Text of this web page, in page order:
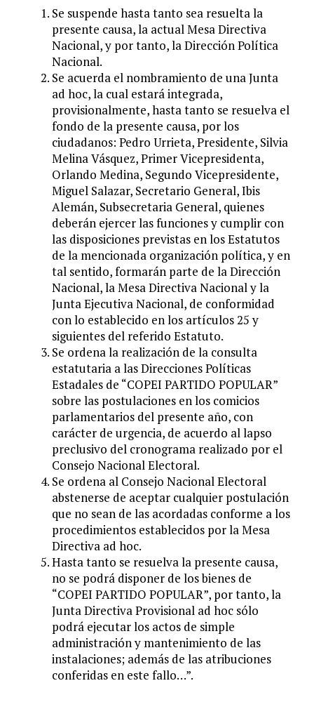
Se suspende hasta tanto sea resuelta la
presente causa, la actual Mesa Directiva
Nacional, y por tanto, la Dirección Política
Nacional.
Se acuerda el nombramiento de una Junta
ad hoc, la cual estará integrada,
provisionalmente, hasta tanto se resuelva el
fondo de la presente causa, por los
ciudadanos: Pedro Urrieta, Presidente, Silvia
Melina Vásquez, Primer Vicepresidenta,
Orlando Medina, Segundo Vicepresidente,
Miguel Salazar, Secretario General, Ibis
Alemán, Subsecretaria General, quienes
deberán ejercer las funciones y cumplir con
las disposiciones previstas en los Estatutos
de la mencionada organización política, y en
tal sentido, formarán parte de la Dirección
Nacional, la Mesa Directiva Nacional y la
Junta Ejecutiva Nacional, de conformidad
con lo establecido en los artículos 25 y
siguientes del referido Estatuto.
Se ordena la realización de la consulta
estatutaria a las Direcciones Políticas
Estadales de “COPEI PARTIDO POPULAR”
sobre las postulaciones en los comicios
parlamentarios del presente año, con
carácter de urgencia, de acuerdo al lapso
preclusivo del cronograma realizado por el
Consejo Nacional Electoral.
Se ordena al Consejo Nacional Electoral
abstenerse de aceptar cualquier postulación
que no sean de las acordadas conforme a los
procedimientos establecidos por la Mesa
Directiva ad hoc.
Hasta tanto se resuelva la presente causa,
no se podrá disponer de los bienes de
“COPEI PARTIDO POPULAR”, por tanto, la
Junta Directiva Provisional ad hoc sólo
podrá ejecutar los actos de simple
administración y mantenimiento de las
instalaciones; además de las atribuciones
conferidas en este fallo…”.